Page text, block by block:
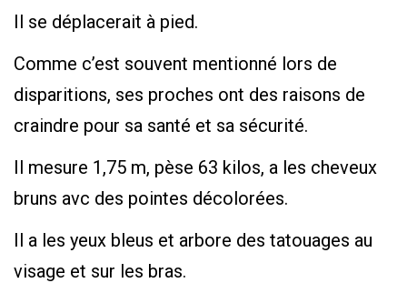
Il se déplacerait à pied.
Comme c’est souvent mentionné lors de
disparitions, ses proches ont des raisons de
craindre pour sa santé et sa sécurité.
Il mesure 1,75 m, pèse 63 kilos, a les cheveux
bruns avc des pointes décolorées.
Il a les yeux bleus et arbore des tatouages au
visage et sur les bras.